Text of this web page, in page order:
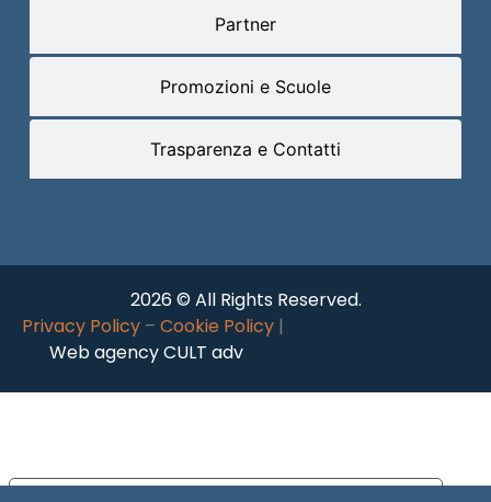
Partner
Promozioni e Scuole
Trasparenza e Contatti
2026 © All Rights Reserved.
Privacy Policy – Cookie Policy |
Web agency CULT adv